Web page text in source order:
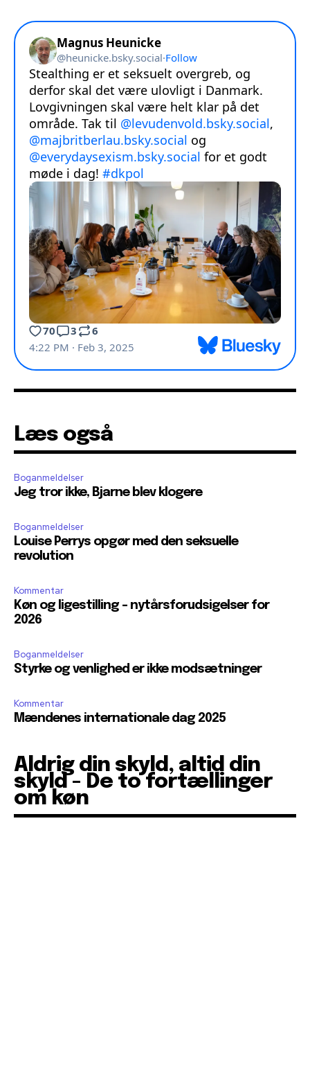
Læs også
Boganmeldelser
Jeg tror ikke, Bjarne blev klogere
Boganmeldelser
Louise Perrys opgør med den seksuelle
revolution
Kommentar
Køn og ligestilling – nytårsforudsigelser for
2026
Boganmeldelser
Styrke og venlighed er ikke modsætninger
Kommentar
Mændenes internationale dag 2025
Aldrig din skyld, altid din
skyld - De to fortællinger
om køn